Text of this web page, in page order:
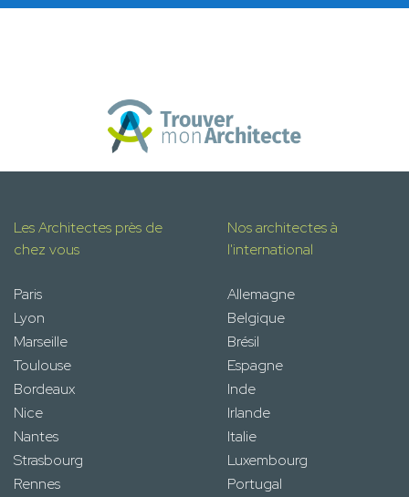
Les Architectes près de
chez vous
Paris
Lyon
Marseille
Toulouse
Bordeaux
Nice
Nantes
Strasbourg
Rennes
Nos architectes à
l'international
Allemagne
Belgique
Brésil
Espagne
Inde
Irlande
Italie
Luxembourg
Portugal